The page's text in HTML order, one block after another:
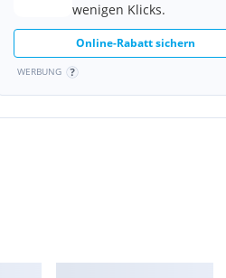
wenigen Klicks.
Online-Rabatt sichern
WERBUNG